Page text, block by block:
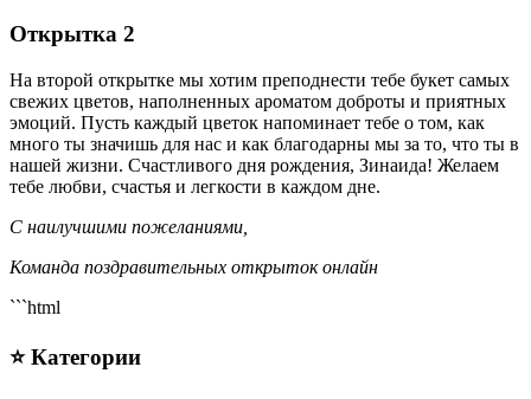
Открытка 2
На второй открытке мы хотим преподнести тебе букет самых
свежих цветов, наполненных ароматом доброты и приятных
эмоций. Пусть каждый цветок напоминает тебе о том, как
много ты значишь для нас и как благодарны мы за то, что ты в
нашей жизни. Счастливого дня рождения, Зинаида! Желаем
тебе любви, счастья и легкости в каждом дне.
С наилучшими пожеланиями,
Команда поздравительных открыток онлайн
```html
⭐ Категории